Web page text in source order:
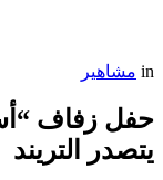
in مشاهير
حفل زفاف
يتصدر التريند